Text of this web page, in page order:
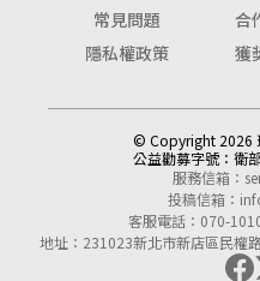
常見問題
合
隱私權政策
獲
© Copyright 2026
公益勸募字號： 衛
服務信箱：
投稿信箱：
客服電話：070-
地址：231023新北市新店區民權